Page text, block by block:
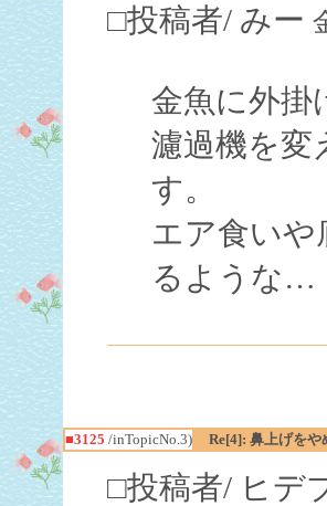
□投稿者/ みー
金魚に外掛
濾過機を変
す。
エア食い
るような…
■3125 /inTopicNo.3) Re[4]: 鼻上げをや
□投稿者/ ヒデ